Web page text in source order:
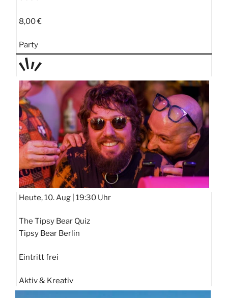
8,00 €
Party
TAGE
STIPP
Heute, 10. Aug | 19:30 Uhr
The Tipsy Bear Quiz
Tipsy Bear Berlin
Eintritt frei
Aktiv & Kreativ